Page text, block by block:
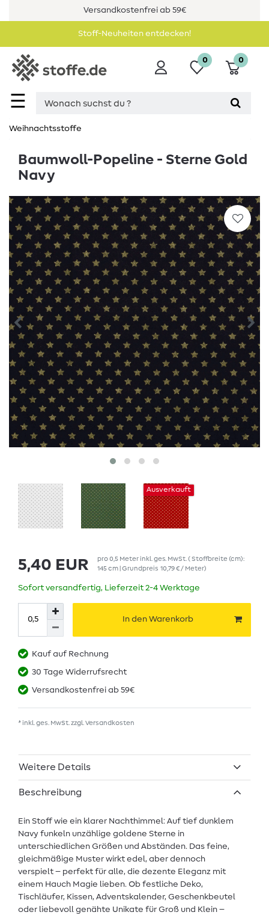
Versandkostenfrei ab 59€
Stoff-Neuheiten entdecken!
☰
0 0
Weihnachtsstoffe
Baumwoll-Popeline - Sterne Gold
Navy
Ausverkauft
5,40 EUR pro0,5 Meterinkl. ges. MwSt. ( Stoffbreite (cm):
145 cm | Grundpreis 10,79 € / Meter)
Sofort versandfertig, Lieferzeit 2-4 Werktage
In den Warenkorb
Kauf auf Rechnung
30 Tage Widerrufsrecht
Versandkostenfrei ab 59€
* inkl. ges. MwSt. zzgl. Versandkosten
Weitere Details
Beschreibung
Ein Stoff wie ein klarer Nachthimmel: Auf tief dunklem
Navy funkeln unzählige goldene Sterne in
unterschiedlichen Größen und Abständen. Das feine,
gleichmäßige Muster wirkt edel, aber dennoch
verspielt – perfekt für alle, die dezente Eleganz mit
einem Hauch Magie lieben. Ob festliche Deko,
Tischläufer, Kissen, Adventskalender, Geschenkbeutel
oder liebevoll genähte Unikate für Groß und Klein –